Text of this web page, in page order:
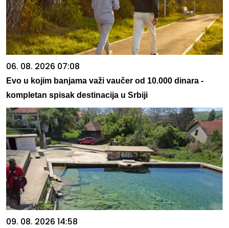
06. 08. 2026 07:08
Evo u kojim banjama važi vaučer od 10.000 dinara -
kompletan spisak destinacija u Srbiji
09. 08. 2026 14:58